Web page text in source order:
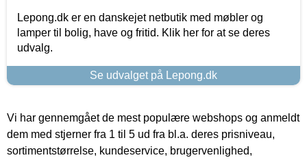
Lepong.dk er en danskejet netbutik med møbler og
lamper til bolig, have og fritid. Klik her for at se deres
udvalg.
Se udvalget på Lepong.dk
Vi har gennemgået de mest populære webshops og anmeldt
dem med stjerner fra 1 til 5 ud fra bl.a. deres prisniveau,
sortimentstørrelse, kundeservice, brugervenlighed,